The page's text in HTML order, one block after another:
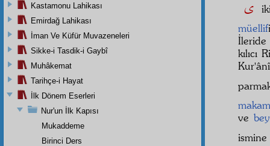
müellif
kılıcı
ve
ismine
Kastamonu Lahikası
Emirdağ Lahikası
İman Ve Küfür Muvazeneleri
Sikke-i Tasdik-i Gaybî
Muhâkemat
Tarihçe-i Hayat
İlk Dönem Eserleri
Nur'un İlk Kapısı
Mukaddeme
Birinci Ders